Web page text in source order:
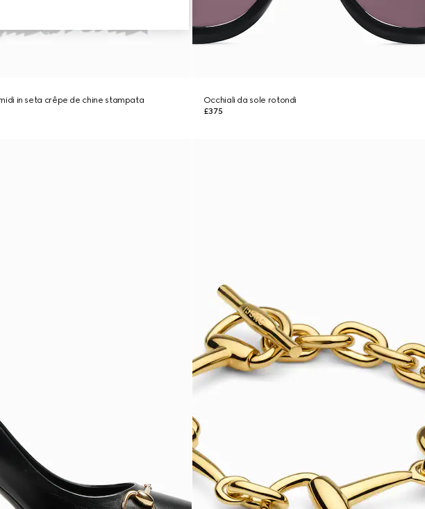
in seta crêpe de chine stampata
Occhiali da sole rotondi
£375